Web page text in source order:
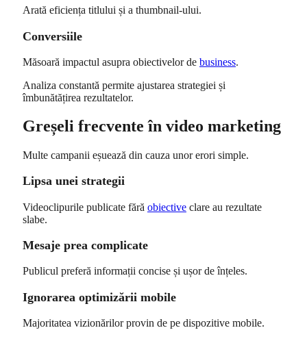
Arată eficiența titlului și a thumbnail-ului.
Conversiile
Măsoară impactul asupra obiectivelor de business.
Analiza constantă permite ajustarea strategiei și
îmbunătățirea rezultatelor.
Greșeli frecvente în video marketing
Multe campanii eșuează din cauza unor erori simple.
Lipsa unei strategii
Videoclipurile publicate fără obiective clare au rezultate
slabe.
Mesaje prea complicate
Publicul preferă informații concise și ușor de înțeles.
Ignorarea optimizării mobile
Majoritatea vizionărilor provin de pe dispozitive mobile.